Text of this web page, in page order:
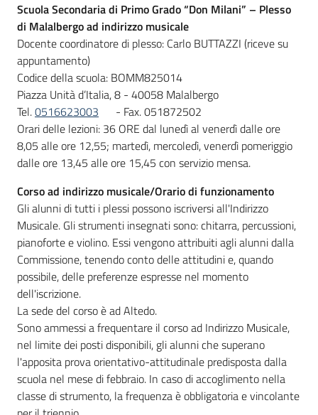
Scuola Secondaria di Primo Grado “Don Milani” – Plesso
di Malalbergo ad indirizzo musicale
Docente coordinatore di plesso: Carlo BUTTAZZI (riceve su
appuntamento)
Codice della scuola: BOMM825014
Piazza Unità d’Italia, 8 - 40058 Malalbergo
Tel.0516623003
- Fax. 051872502
Orari delle lezioni: 36 ORE dal lunedì al venerdì dalle ore
8,05 alle ore 12,55; martedì, mercoledì, venerdì pomeriggio
dalle ore 13,45 alle ore 15,45 con servizio mensa.
Corso ad indirizzo musicale/Orario di funzionamento
Gli alunni di tutti i plessi possono iscriversi all'Indirizzo
Musicale. Gli strumenti insegnati sono: chitarra, percussioni,
pianoforte e violino. Essi vengono attribuiti agli alunni dalla
Commissione, tenendo conto delle attitudini e, quando
possibile, delle preferenze espresse nel momento
dell'iscrizione.
La sede del corso è ad Altedo.
Sono ammessi a frequentare il corso ad Indirizzo Musicale,
nel limite dei posti disponibili, gli alunni che superano
l'apposita prova orientativo-attitudinale predisposta dalla
scuola nel mese di febbraio. In caso di accoglimento nella
classe di strumento, la frequenza è obbligatoria e vincolante